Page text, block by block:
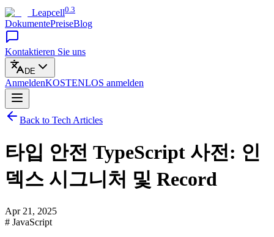
Leapcell0.3
DokumentePreiseBlog
Kontaktieren Sie uns
DE
AnmeldenKOSTENLOS anmelden
Back to Tech Articles
타입 안전 TypeScript 사전: 인
덱스 시그니처 및 Record
Apr 21, 2025
# JavaScript